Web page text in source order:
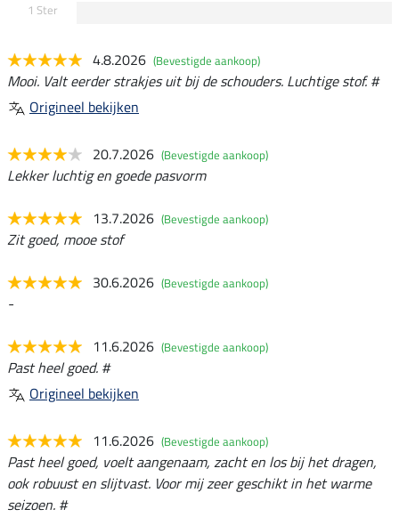
1 Ster
4.8.2026 (Bevestigde aankoop)
Mooi. Valt eerder strakjes uit bij de schouders. Luchtige stof. #
Origineel bekijken
20.7.2026 (Bevestigde aankoop)
Lekker luchtig en goede pasvorm
13.7.2026 (Bevestigde aankoop)
Zit goed, mooe stof
30.6.2026 (Bevestigde aankoop)
-
11.6.2026 (Bevestigde aankoop)
Past heel goed. #
Origineel bekijken
11.6.2026 (Bevestigde aankoop)
Past heel goed, voelt aangenaam, zacht en los bij het dragen,
ook robuust en slijtvast. Voor mij zeer geschikt in het warme
seizoen. #